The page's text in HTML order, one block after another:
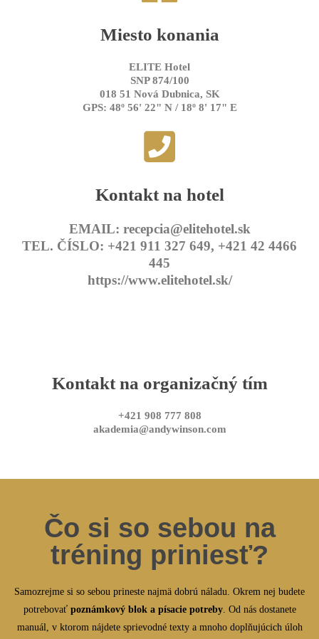
Miesto konania
ELITE Hotel
SNP 874/100
018 51 Nová Dubnica, SK
GPS: 48º 56' 22" N / 18º 8' 17" E
Kontakt na hotel
EMAIL: recepcia@elitehotel.sk
TEL. ČÍSLO: +421 911 327 649, +421 42 4466
445
https://www.elitehotel.sk/
Kontakt na organizačný tím
+421 908 777 808
akademia@andywinson.com
Čo si so sebou na
tréning priniesť?
Samozrejme si so sebou prineste najmä dobrú náladu. Okrem nej budete
potrebovať poznámkový blok a písacie potreby. Od nás dostanete
manuál, v ktorom nájdete sprievodné texty a mnoho doplňujúcich úloh